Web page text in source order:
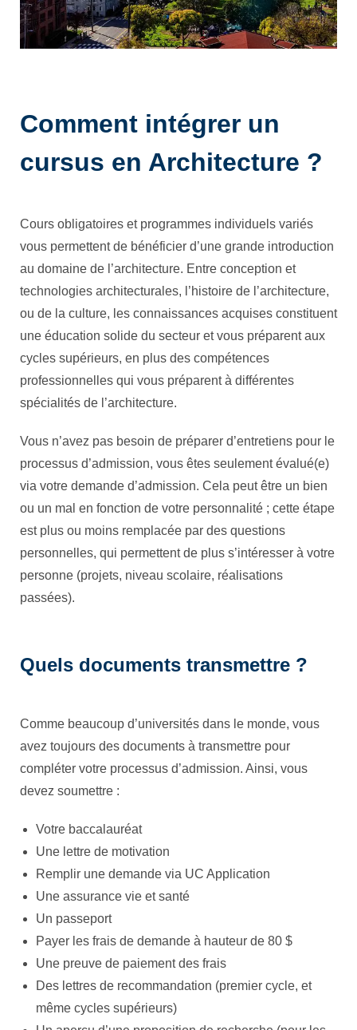
Comment intégrer un
cursus en Architecture ?
Cours obligatoires et programmes individuels variés
vous permettent de bénéficier d’une grande introduction
au domaine de l’architecture. Entre conception et
technologies architecturales, l’histoire de l’architecture,
ou de la culture, les connaissances acquises constituent
une éducation solide du secteur et vous préparent aux
cycles supérieurs, en plus des compétences
professionnelles qui vous préparent à différentes
spécialités de l’architecture.
Vous n’avez pas besoin de préparer d’entretiens pour le
processus d’admission, vous êtes seulement évalué(e)
via votre demande d’admission. Cela peut être un bien
ou un mal en fonction de votre personnalité ; cette étape
est plus ou moins remplacée par des questions
personnelles, qui permettent de plus s’intéresser à votre
personne (projets, niveau scolaire, réalisations
passées).
Quels documents transmettre ?
Comme beaucoup d’universités dans le monde, vous
avez toujours des documents à transmettre pour
compléter votre processus d’admission. Ainsi, vous
devez soumettre :
Votre baccalauréat
Une lettre de motivation
Remplir une demande via UC Application
Une assurance vie et santé
Un passeport
Payer les frais de demande à hauteur de 80 $
Une preuve de paiement des frais
Des lettres de recommandation (premier cycle, et
même cycles supérieurs)